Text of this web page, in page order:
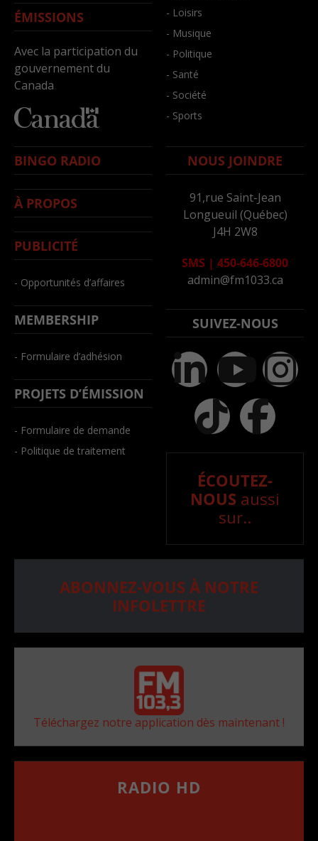
ÉMISSIONS
Avec la participation du
gouvernement du
Canada
- Loisirs
- Musique
- Politique
- Santé
- Société
- Sports
BINGO RADIO
À PROPOS
PUBLICITÉ
- Opportunités d’affaires
MEMBERSHIP
- Formulaire d’adhésion
PROJETS D’ÉMISSION
- Formulaire de demande
- Politique de traitement
NOUS JOINDRE
91,rue Saint-Jean
Longueuil (Québec)
J4H 2W8
SMS | 450-646-6800
admin@fm1033.ca
SUIVEZ-NOUS
ÉCOUTEZ-
NOUS aussi
sur..
ABONNEZ-VOUS À NOTRE
INFOLETTRE
Téléchargez notre application dès maintenant !
RADIO HD